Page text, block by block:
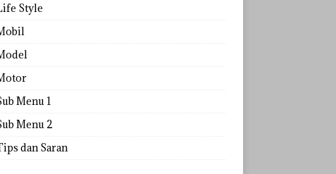
Style
Menu 1
Menu 2
dan Saran